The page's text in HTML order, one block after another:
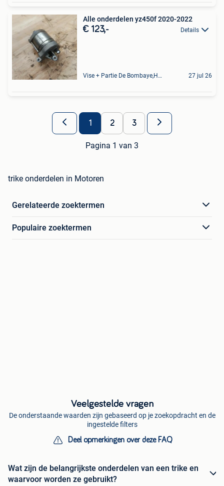
Alle onderdelen yz450f 2020-2022
€ 123,- Details
Vise + Partie De Bombaye,Hac- Court, Hermalle-Ss-Argenteau 27 jul 26
1 2 3
Pagina 1 van 3
trike onderdelen in Motoren
Gerelateerde zoektermen
Populaire zoektermen
Veelgestelde vragen
De onderstaande waarden zijn gebaseerd op je zoekopdracht en de
ingestelde filters
Deel opmerkingen over deze FAQ
Wat zijn de belangrijkste onderdelen van een trike en
waarvoor worden ze gebruikt?